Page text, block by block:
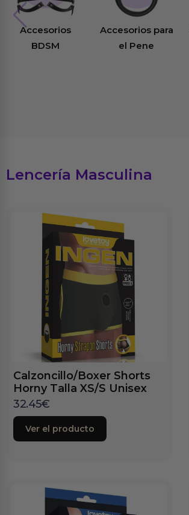
Accesorios
BDSM
Accesorios para
el Pene
Lencería Masculina
Calzoncillo/Boxer Shorts
Horny Talla XS/S Unisex
32.45€
Ver el producto